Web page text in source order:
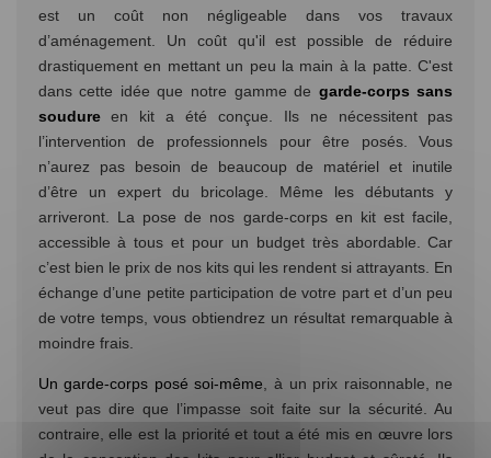
est un coût non négligeable dans vos travaux
d’aménagement. Un coût qu'il est possible de réduire
drastiquement en mettant un peu la main à la patte. C'est
dans cette idée que notre gamme de garde-corps sans
soudureen kit a été conçue. Ils ne nécessitent pas
l’intervention de professionnels pour être posés. Vous
n’aurez pas besoin de beaucoup de matériel et inutile
d’être un expert du bricolage. Même les débutants y
arriveront. La pose de nos garde-corps en kit est facile,
accessible à tous et pour un budget très abordable. Car
c’est bien le prix de nos kits qui les rendent si attrayants. En
échange d’une petite participation de votre part et d’un peu
de votre temps, vous obtiendrez un résultat remarquable à
moindre frais.
Un garde-corps posé soi-même , à un prix raisonnable, ne
veut pas dire que l’impasse soit faite sur la sécurité. Au
contraire, elle est la priorité et tout a été mis en œuvre lors